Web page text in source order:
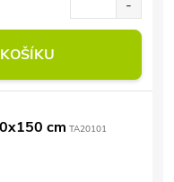
cm TA20101